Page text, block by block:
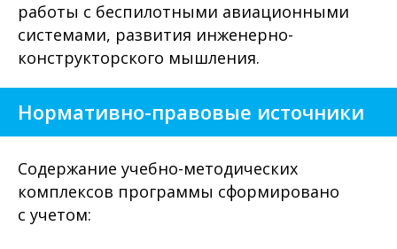
работы с беспилотными авиационными
системами, развития инженерно-
конструкторского мышления.
Нормативно-правовые источники
Содержание учебно-методических
комплексов программы сформировано
с учетом: